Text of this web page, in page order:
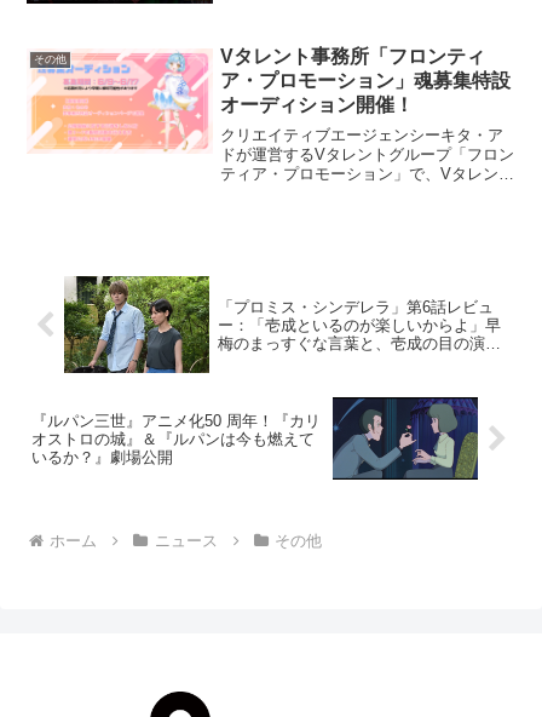
その他
Vタレント事務所「フロンティ
ア・プロモーション」魂募集特設
オーディション開催！
クリエイティブエージェンシーキタ・ア
ドが運営するVタレントグループ「フロン
ティア・プロモーション」で、Vタレント
「プロミス・シンデレラ」第6話レビュ
ー：「壱成といるのが楽しいからよ」早
梅のまっすぐな言葉と、壱成の目の演技
『ルパン三世』アニメ化50 周年！『カリ
オストロの城』＆『ルパンは今も燃えて
いるか？』劇場公開
ホーム ニュース その他